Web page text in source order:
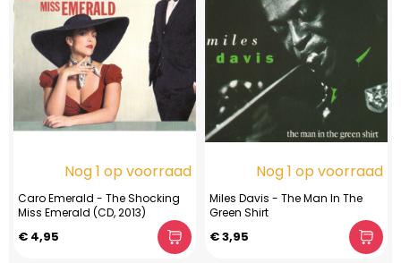
Nog 1 op voorraad
Caro Emerald - The Shocking
Miss Emerald (CD, 2013)
€ 4,95
Nog 1 op voorraad
Miles Davis - The Man In The
Green Shirt
€ 3,95